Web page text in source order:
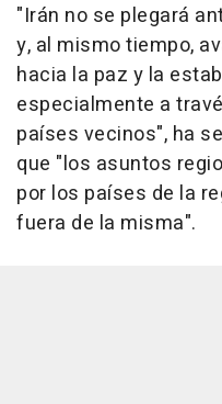
"Irán no se plegará
y, al mismo tiempo,
hacia la paz y la
especialmente a
países vecinos", ha
que "los asuntos
por los países de la
fuera de la misma".